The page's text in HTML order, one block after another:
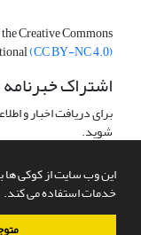
این وب سایت از کوکی ها
خدمات استفاده می کند.
Creative Commons
(CC BY-NC 4.0)
اشتراک خبرنامه
برای دریافت اخبار و
شوید.